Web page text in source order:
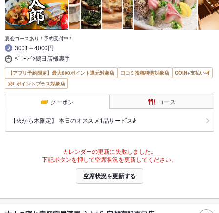
宴会コースあり！予約受付中！
3001～4000円
ﾍﾟﾆｰﾚｲﾝ鶴田店様裏手
【アプリ予約限定】最大800ポイント還元対象店 口コミ投稿特典対象店
COIN+支払い可
ポイントプラス対象店
クーポン コース
【火から木限定】 本日のオススメ1品サービス♪
カレンダーの更新に失敗しました。
下記ボタンを押して空席状況を更新してください。
空席状況を更新する